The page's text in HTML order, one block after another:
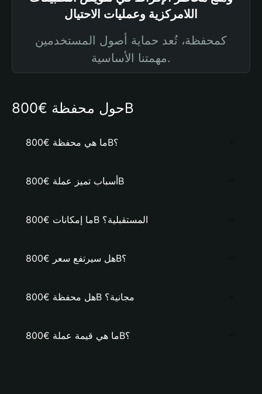
اللامركزية وعمليات الاحتيال
كمحفظة، تُعد حماية أصول المستخدمين
مهمتنا الأساسية.
حول محفظة €800B
ما هي محفظة €800B؟
أسباب تميز عملة €800B
ما إمكانات €800B المستقبلية؟
هل سيرتفع سعر €800B؟
هل محفظة €800B مجانية؟
ما هي قيمة عملة €800B؟